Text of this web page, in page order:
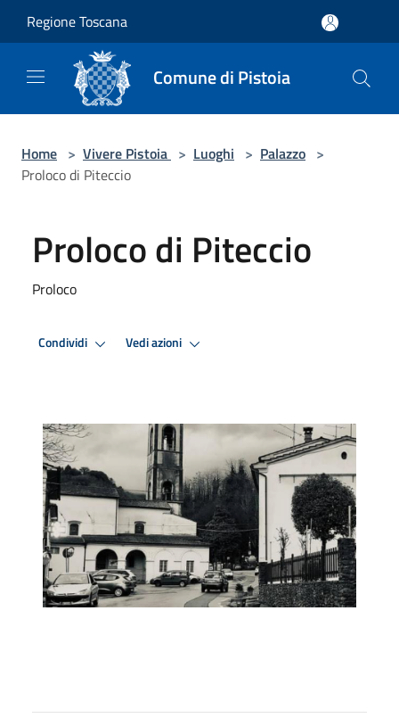
Regione Toscana
Comune di Pistoia
Home > Vivere Pistoia > Luoghi > Palazzo >
Proloco di Piteccio
Proloco di Piteccio
Proloco
Condividi Vedi azioni